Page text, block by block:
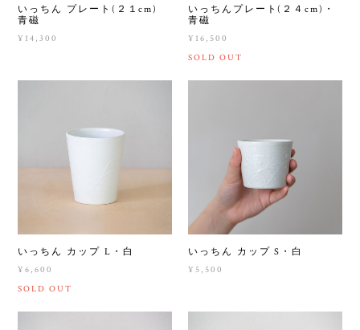
いっちん プレート(２１cm)
青磁
¥14,300
いっちんプレート(２４cm)・
青磁
¥16,500
SOLD OUT
いっちん カップ L・白
¥6,600
SOLD OUT
いっちん カップ S・白
¥5,500